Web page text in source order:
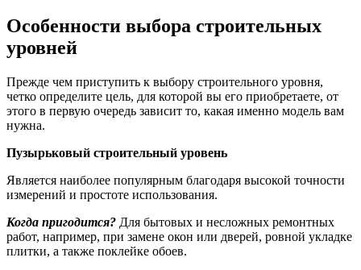
Особенности выбора строительных
уровней
Прежде чем приступить к выбору строительного уровня,
четко определите цель, для которой вы его приобретаете, от
этого в первую очередь зависит то, какая именно модель вам
нужна.
Пузырьковый строительный уровень
Является наиболее популярным благодаря высокой точности
измерений и простоте использования.
Когда пригодится? Для бытовых и несложных ремонтных
работ, например, при замене окон или дверей, ровной укладке
плитки, а также поклейке обоев.